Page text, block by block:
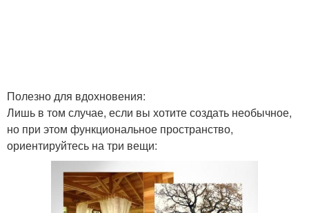
Полезно для вдохновения:
Лишь в том случае, если вы хотите создать необычное,
но при этом функциональное пространство,
ориентируйтесь на три вещи: